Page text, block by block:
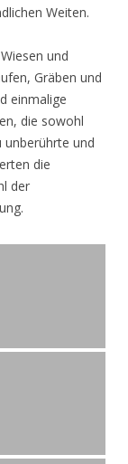
Weiten.
und
Gräben und
einmalige
die sowohl
unberührte und
die
der